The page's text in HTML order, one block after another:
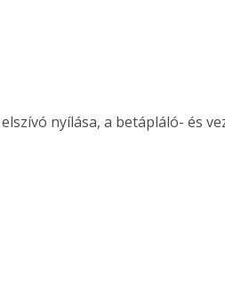
nyílása, a betápláló- és